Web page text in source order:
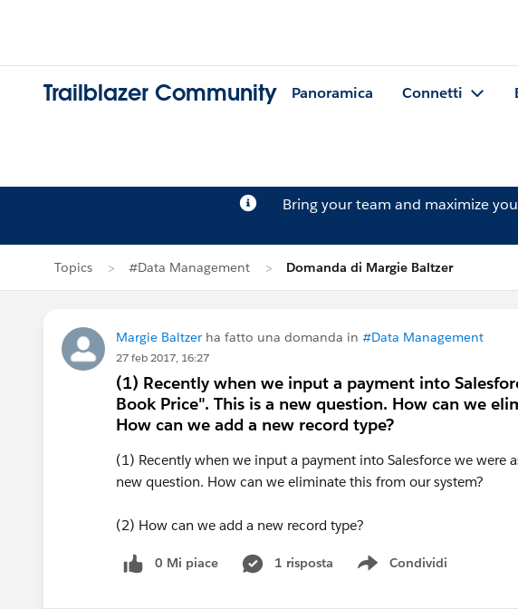
Trailblazer Community Panoramica Connetti
Bring your team and maximize
Topics #Data Management Domanda di Margie Baltzer
Margie Baltzer ha fatto una domanda in #Data Management
27 feb 2017, 16:27
(1) Recently when we input a payment into
Book Price". This is a new question. How can we
How can we add a new record type?
(1) Recently when we input a payment into Salesforce we were
new question. How can we eliminate this from our system?
(2) How can we add a new record type?
0 Mi piace 1 risposta Condividi
Show menu